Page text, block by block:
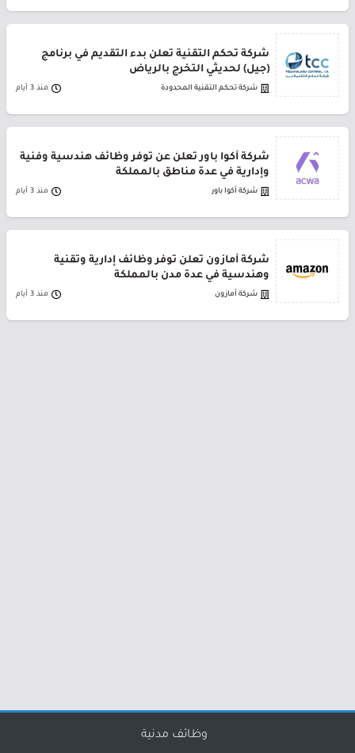
شركة تحكم التقنية تعلن بدء التقديم في برنامج
(جيل) لحديثي التخرج بالرياض
شركة تحكم التقنية المحدودة منذ 3 أيام
شركة أكوا باور تعلن عن توفر وظائف هندسية وفنية
وإدارية في عدة مناطق بالمملكة
شركة أكوا باور منذ 3 أيام
شركة أمازون تعلن توفر وظائف إدارية وتقنية
وهندسية في عدة مدن بالمملكة
شركة أمازون منذ 3 أيام
وظائف مدنية